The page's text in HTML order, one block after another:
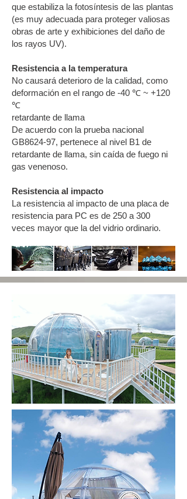
que estabiliza la fotosíntesis de las plantas
(es muy adecuada para proteger valiosas
obras de arte y exhibiciones del daño de
los rayos UV).
Resistencia a la temperatura
No causará deterioro de la calidad, como
deformación en el rango de -40 ℃ ~ +120
℃
retardante de llama
De acuerdo con la prueba nacional
GB8624-97, pertenece al nivel B1 de
retardante de llama, sin caída de fuego ni
gas venenoso.
Resistencia al impacto
La resistencia al impacto de una placa de
resistencia para PC es de 250 a 300
veces mayor que la del vidrio ordinario.